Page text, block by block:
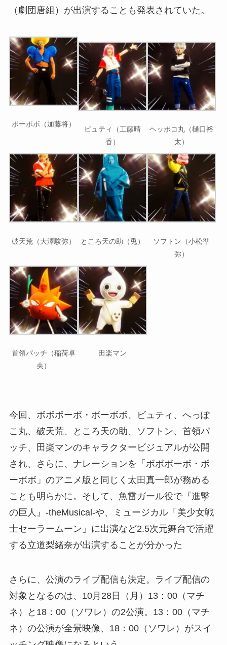
（劇団唐組）が出演することも発表されていた。
ボーボボ（加藤将）
ビュティ（工藤晴
香）
ヘッポコ丸（樋口裕
太）
破天荒（大澤駿弥） ところ天の助（兎）
ソフトン（小松準
弥）
首領パッチ（稲荷卓
央）
田楽マン
今回、ボボボーボ・ボーボボ、ビュティ、へっぽ
こ丸、破天荒、ところ天の助、ソフトン、首領パ
ッチ、田楽マンのキャラクタービジュアルが公開
され、さらに、ナレーションを「ボボボーボ・ボ
ーボボ」のアニメ版と同じく太田真一郎が務める
ことも明らかに。そして、魚雷ガール役で『進撃
の巨人』-theMusical-や、ミュージカル「美少女戦
士セーラームーン」に出演など2.5次元舞台で活躍
する立道梨緒奈が出演することが分かった
さらに、公演のライブ配信も決定。ライブ配信の
対象となるのは、10月28日（月）13：00（マチ
ネ）と18：00（ソワレ）の2公演。13：00（マチ
ネ）の公演が全景映像、18：00（ソワレ）がスイ